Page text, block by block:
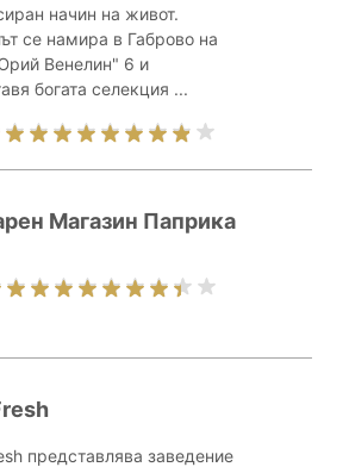
начин на живот.
се намира в Габрово на
Венелин" 6 и
богата селекция ...
Магазин Паприка
представлява заведение